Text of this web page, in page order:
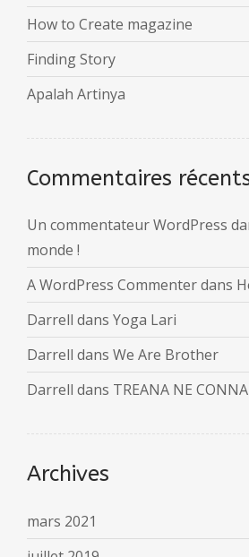
How to Create magazine
Finding Story
Apalah Artinya
Commentaires
Un commentateur WordPress
monde !
A WordPress Commenterdans
Darrell dans Yoga Lari
Darrell dans We Are Brother
Darrell dans TREANA NE
Archives
mars 2021